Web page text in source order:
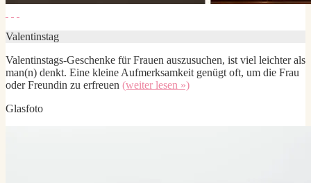
Valentinstag
Valentinstags-Geschenke für Frauen auszusuchen, ist viel leichter als
man(n) denkt. Eine kleine Aufmerksamkeit genügt oft, um die Frau
oder Freundin zu erfreuen (weiter lesen »)
Glasfoto